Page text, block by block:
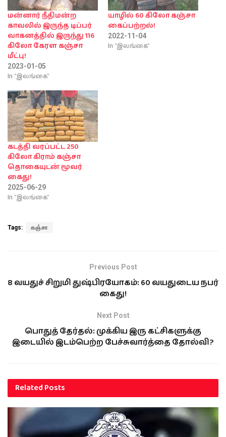
மன்னார் நீதிமன்ற
காவலில் இருந்த டிப்பர்
வாகனத்தில் இருந்து 116
கிலோ கேரள கஞ்சா
மீட்பு!
2023-01-05
In "இலங்கை"
யாழில் 60 கிலோ கஞ்சா
கைப்பற்றல்!
2022-11-04
In "இலங்கை"
கடத்தி வரப்பட்ட 250
கிலோ கிராம் கஞ்சா
தொகையுடன் மூவர்
கைது!
2025-06-29
In "இலங்கை"
Tags: கஞ்சா
Previous Post
8 வயதுச் சிறுமி துஷ்பிரயோகம்: 60 வயதுடைய நபர்
கைது!
Next Post
பொதுத் தேர்தல்: முக்கிய இரு கட்சிகளுக்கு
இடையில் இடம்பெற்ற பேச்சுவார்த்தை தோல்வி?
RelatedPosts